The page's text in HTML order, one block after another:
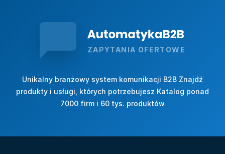
ZAPYTANIA OFERTOWE
Unikalny branżowy system komunikacji B2B Znajdź
produkty i usługi, których potrzebujesz Katalog ponad
7000 firm i 60 tys. produktów